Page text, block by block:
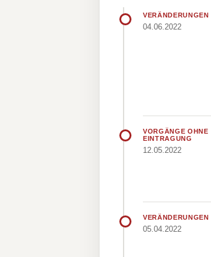
VERÄNDERUNGEN
04.06.2022
VORGÄNGE OHNE
EINTRAGUNG
12.05.2022
VERÄNDERUNGEN
05.04.2022